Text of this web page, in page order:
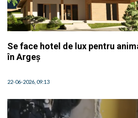
Se face hotel de lux pentru
în Argeș
22-06-2026, 09:13